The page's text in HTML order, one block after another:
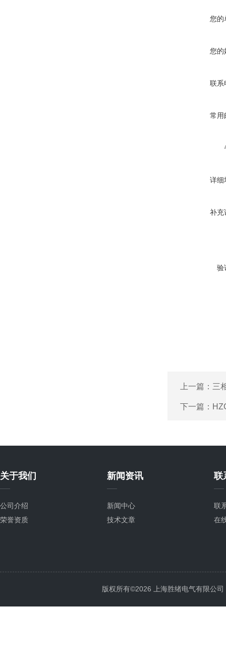
您的
您的
联系
常用
详细
补充
验
上一篇： 三
下一篇：
关于我们
公司介绍
荣誉资质
新闻资讯
新闻中心
技术文章
联
联
在
版权所有©2026 上海胜绪电气有限公